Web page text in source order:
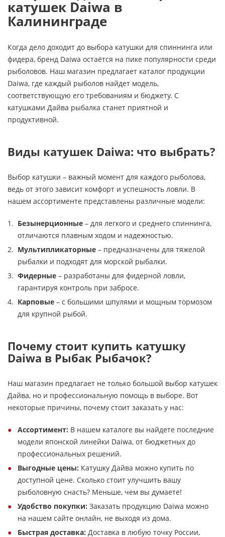
катушек Daiwa в
Калининграде
Когда дело доходит до выбора катушки для спиннинга или
фидера, бренд Daiwa остаётся на пике популярности среди
рыболовов. Наш магазин предлагает каталог продукции
Daiwa, где каждый рыболов найдет модель,
соответствующую его требованиям и бюджету. С
катушками Дайва рыбалка станет приятной и
продуктивной.
Виды катушек Daiwa: что выбрать?
Выбор катушки – важный момент для каждого рыболова,
ведь от этого зависит комфорт и успешность ловли. В
нашем ассортименте представлены различные модели:
Безынерционные – для легкого и среднего спиннинга,
отличаются плавным ходом и надежностью.
Мультипликаторные – предназначены для тяжелой
рыбалки и подходят для морской рыбалки.
Фидерные – разработаны для фидерной ловли,
гарантируя контроль при забросе.
Карповые – с большими шпулями и мощным тормозом
для крупной рыбой.
Почему стоит купить катушку
Daiwa в Рыбак Рыбачок?
Наш магазин предлагает не только большой выбор катушек
Дайва, но и профессиональную помощь в выборе. Вот
некоторые причины, почему стоит заказать у нас:
Ассортимент: В нашем каталоге вы найдете последние
модели японской линейки Daiwa, от бюджетных до
профессиональных решений.
Выгодные цены: Катушку Дайва можно купить по
доступной цене. Сколько стоит улучшить вашу
рыболовную снасть? Меньше, чем вы думаете!
Удобство покупки: Заказать продукцию Daiwa можно
на нашем сайте онлайн, не выходя из дома.
Быстрая доставка: Доставка в любую точку России,